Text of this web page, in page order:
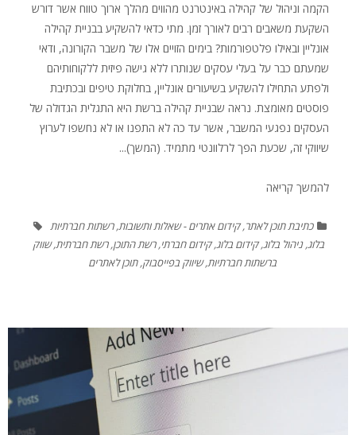
הקמה וניהול של קהילה באינטרנט מהווים מהלך ארוך טווח אשר דורש
השקעת משאבים רבים לאורך זמן. מתי כדאי להשקיע בבניית קהילה
אונליין ובאילו פלטפורמות? בימים הזויים אלו של משבר הקורונה, ודאי
שמעתם כבר על בעלי עסקים שנותרו ללא גישה פיזית ללקוחותיהם
ולפתע התחילו להשקיע בשיעורים אונליין, בחלוקת טיפים ובכתיבת
פוסטים מאומצת. נראה שבניית קהילה ברשת היא התגלית הגדולה של
העסקים נפגעי המשבר, אשר עד כה לא התפנו או לא נחשפו לערוץ
שיווקי זה, שכעת הפך לרלוונטי מתמיד. (המשך)...
להמשך קריאה
כתיבת תוכן לאתר,קידום אתרים - שאלות ותשובות,רשתות חברתיות
בלוג,ניהול בלוג,קידום בלוג,קידום חברתי,רשת התוכן,רשת חברתית,שווק
ברשתות חברתיות,שיווק בפייסבוק,תוכן לאתרים